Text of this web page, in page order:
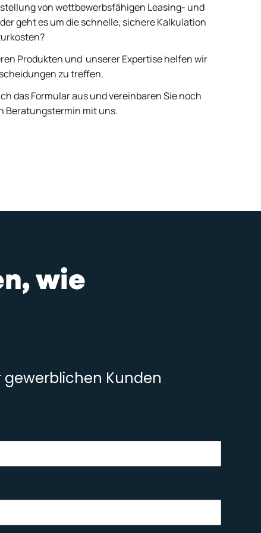
von wettbewerbsfähigen Leasing- und
geht es um die schnelle, sichere Kalkulation
Produkten und unserer Expertise helfen wir
zu treffen.
das Formular aus und vereinbaren Sie noch
Beratungstermin mit uns.
wie